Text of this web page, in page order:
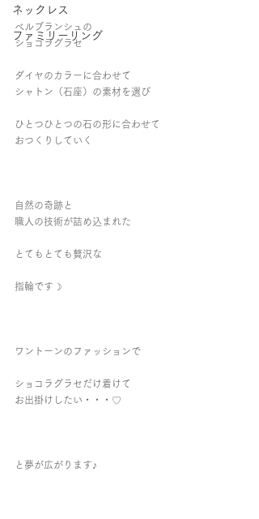
ネックレス
ファミリーリング
ベルブランシュの
ショコラグラセ
ダイヤのカラーに合わせて
シャトン（石座）の素材を選び
ひとつひとつの石の形に合わせて
おつくりしていく
自然の奇跡と
職人の技術が詰め込まれた
とてもとても贅沢な
指輪です☽︎
ワントーンのファッションで
ショコラグラセだけ着けて
お出掛けしたい・・・♡
と夢が広がります♪